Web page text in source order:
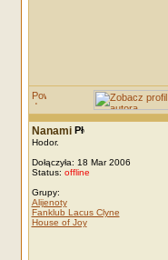
Nanami
Hodor.
Dołączyła: 18 Mar 2006
Status: offline
Grupy:
Alijenoty
Fanklub Lacus Clyne
House of Joy